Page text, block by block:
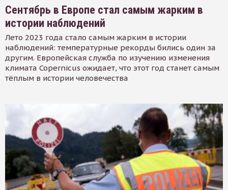
Сентябрь в Европе стал самым жарким в
истории наблюдений
Лето 2023 года стало самым жарким в истории
наблюдений: температурные рекорды бились один за
другим. Европейская служба по изучению изменения
климата Copernicus ожидает, что этот год станет самым
тёплым в истории человечества